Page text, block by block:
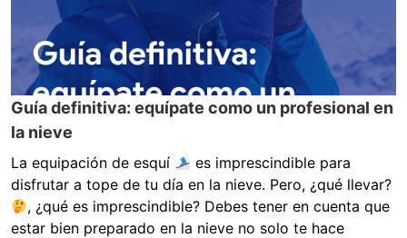
Guía definitiva: equípate como un profesional en
la nieve
La equipación de esquí
es imprescindible para
disfrutar a tope de tu día en la nieve. Pero, ¿qué llevar?
, ¿qué es imprescindible? Debes tener en cuenta que
estar bien preparado en la nieve no solo te hace